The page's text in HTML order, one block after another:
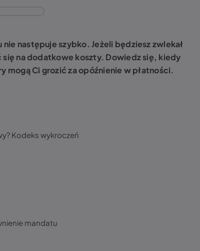
następuje szybko. Jeżeli będziesz zwlekał
się na dodatkowe koszty. Dowiedz się, kiedy
mogą Ci grozić za opóźnienie w płatności.
Kodeks wykroczeń
mandatu